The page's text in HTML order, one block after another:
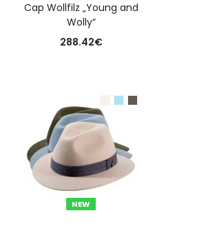
Cap Wollfilz „Young and
Wolly“
288.42€
NEW